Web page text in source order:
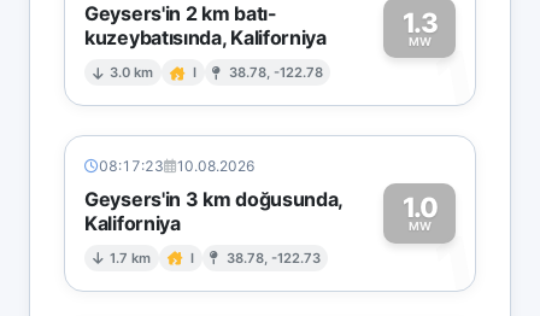
Geysers'in 2 km batı-
kuzeybatısında, Kaliforniya
3.0 km I 38.78, -122.78
1.3
MW1
08:17:23 10.08.2026
Geysers'in 3 km doğusunda,
Kaliforniya
1.7 km I 38.78, -122.73
1.0
MW1